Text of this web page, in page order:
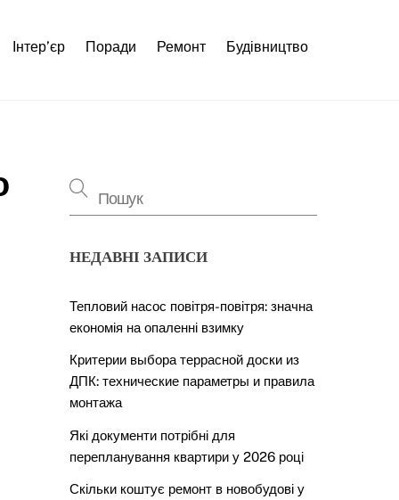
Інтер’єр Поради Ремонт Будівництво
НЕДАВНІ ЗАПИСИ
Тепловий насос повітря-повітря: значна
економія на опаленні взимку
Критерии выбора террасной доски из
ДПК: технические параметры и правила
монтажа
Які документи потрібні для
перепланування квартири у 2026 році
Скільки коштує ремонт в новобудові у